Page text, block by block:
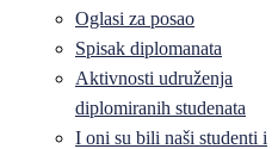
Oglasi za posao
Spisak diplomanata
Aktivnosti udruženja
diplomiranih studenata
I oni su bili naši studenti i